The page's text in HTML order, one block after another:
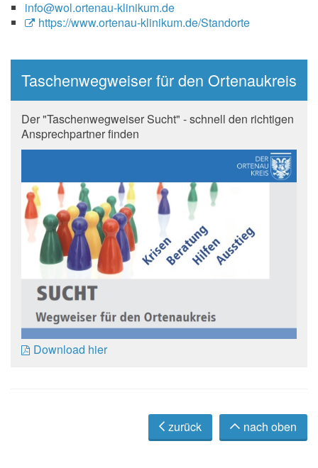
info@wol.ortenau-klinikum.de
https://www.ortenau-klinikum.de/Standorte
Taschenwegweiser für den Ortenaukreis
Der "Taschenwegweiser Sucht" - schnell den richtigen
Ansprechpartner finden
Download hier
nach oben
zurück